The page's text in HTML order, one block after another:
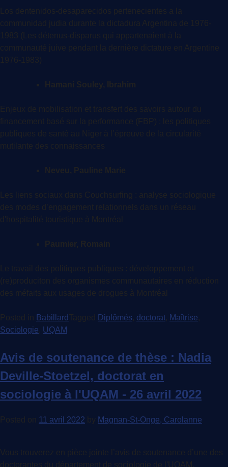
Los dentenidos-desaparecidos pertenecientes a la
communidad judia durante la dictadura Argentina de 1976-
1983 (Les détenus-disparus qui appartenaient à la
communauté juive pendant la dernière dictature en Argentine
1976-1983)
Hamani Souley, Ibrahim
Enjeux de mobilisation et transfert des savoirs autour du
financement basé sur la performance (FBP) : les politiques
publiques de santé au Niger à l’épreuve de la circularité
mutilante des connaissances
Neveu, Pauline Marie
Les liens sociaux dans Couchsurfing : analyse sociologique
des modes d’engagement relationnels dans un réseau
d'hospitalité touristique à Montréal
Paumier, Romain
Le travail des politiques publiques : développement et
(re)produciton des organismes communautaires en réduction
des méfaits aux usages de drogues à Montréal
Posted in Babillard Tagged Diplômés, doctorat, Maîtrise,
Sociologie, UQAM
Avis de soutenance de thèse : Nadia
Deville-Stoetzel, doctorat en
sociologie à l'UQAM - 26 avril 2022
Posted on 11 avril 2022 by Magnan-St-Onge, Carolanne
Vous trouverez en pièce jointe l’avis de soutenance d’une des
doctorantes du département de sociologie de l'UQAM,